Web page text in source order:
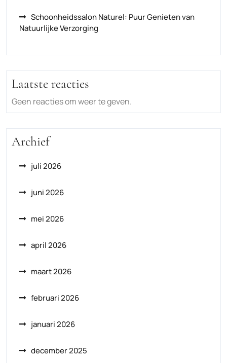
Schoonheidssalon Naturel: Puur Genieten van
Natuurlijke Verzorging
Laatste reacties
Geen reacties om weer te geven.
Archief
juli 2026
juni 2026
mei 2026
april 2026
maart 2026
februari 2026
januari 2026
december 2025